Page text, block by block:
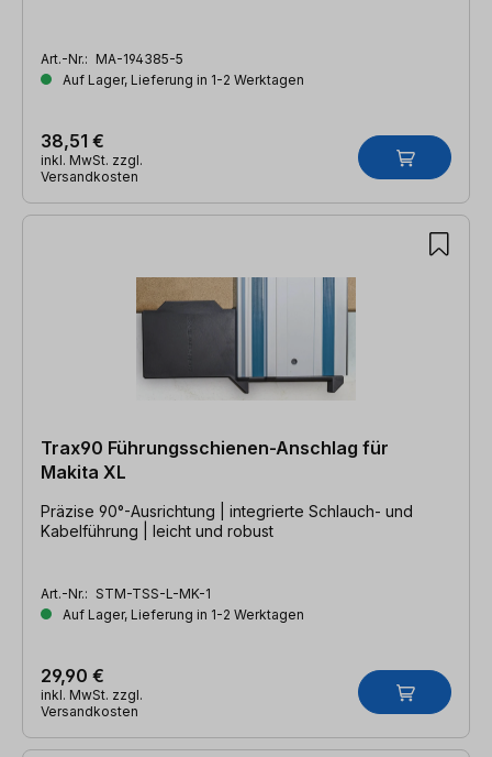
Art.-Nr.: MA-194385-5
Auf Lager, Lieferung in 1-2 Werktagen
38,51 €
inkl. MwSt. zzgl.
Versandkosten
Trax90 Führungsschienen-Anschlag für
Makita XL
Präzise 90°-Ausrichtung | integrierte Schlauch- und
Kabelführung | leicht und robust
Art.-Nr.: STM-TSS-L-MK-1
Auf Lager, Lieferung in 1-2 Werktagen
29,90 €
inkl. MwSt. zzgl.
Versandkosten